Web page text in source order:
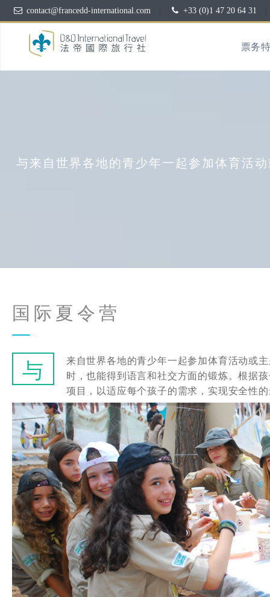
contact@francedd-international.com +33 (0)1 47 20 64 31
票务
与来自世界各地的青少年一起参加体育活
国际夏令营
与
来自世界各地的青少年一起参加体育活动或
时，也能得到语言和社交方面的锻炼。根据
项目，以适应每个孩子的需求，实现安全性